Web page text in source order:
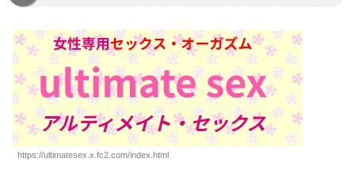
https://ultimatesex.x.fc2.com/index.html